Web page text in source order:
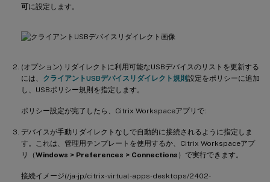
可に設定します。
(オプション) リダイレクトに利用可能なUSBデバイスのリストを更新する
には、 クライアントUSBデバイスリダイレクト規則 設定をポリシーに追加
し、USBポリシー規則を指定します。
ポリシー設定が完了したら、Citrix Workspaceアプリで:
デバイスが手動リダイレクトなしで自動的に接続されるように指定しま
す。これは、管理用テンプレートを使用するか、Citrix Workspaceアプ
リ（Windows > Preferences > Connections ）で実行できます。
接続イメージ(/ja-jp/citrix-virtual-apps-desktops/2402-